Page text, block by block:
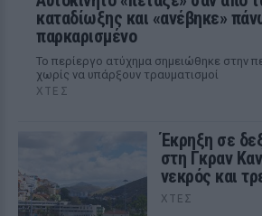
καταδίωξης και «ανέβηκε»
παρκαρισμένο
Το περίεργο ατύχημα σημειώθηκε στην
χωρίς να υπάρξουν τραυματισμοί
ΧΤΕΣ
Έκρηξη σε
στη Γκραν
νεκρός και
ΧΤΕΣ